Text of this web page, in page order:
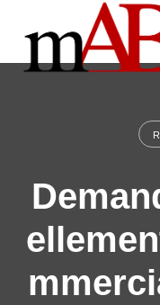
content